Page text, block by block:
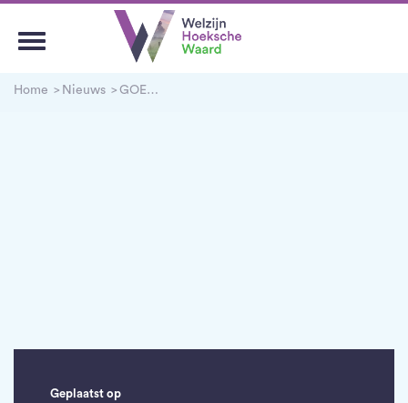
Home Nieuws GOED Omgaan met dementie
Geplaatst op